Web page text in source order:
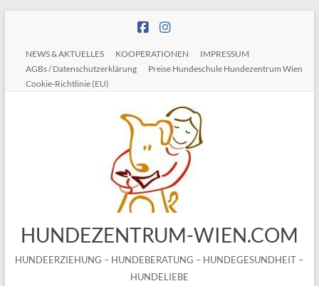
NEWS & AKTUELLES KOOPERATIONEN
IMPRESSUM
AGBs / Datenschutzerklärung
Preise Hundeschule Hundezentrum Wien
Cookie-Richtlinie (EU)
HUNDEZENTRUM-WIEN.COM
HUNDEERZIEHUNG – HUNDEBERATUNG – HUNDEGESUNDHEIT –
HUNDELIEBE